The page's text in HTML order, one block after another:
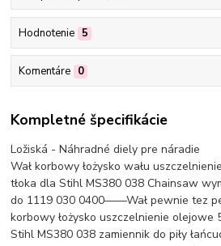
Hodnotenie 5
Komentáre 0
Kompletné špecifikácie
Ložiská - Náhradné diely pre náradie
Wał korbowy łożysko wału
tłoka dla Stihl MS380 038 Chainsaw
do 1119 030 0400——Wał pewnie tez
korbowy łożysko uszczelnienie olejowe
Stihl MS380 038 zamiennik do piły